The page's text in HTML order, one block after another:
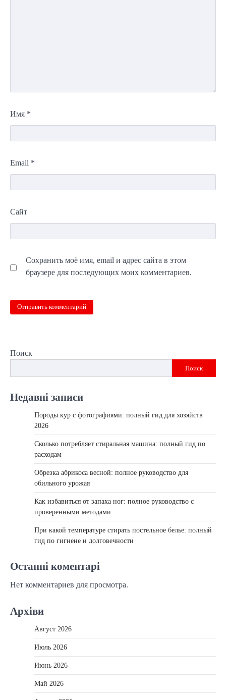
Имя *
Email *
Сайт
Сохранить моё имя, email и адрес сайта в этом
браузере для последующих моих комментариев.
Поиск
Поиск
Недавні записи
Породы кур с фотографиями: полный гид для хозяйств
2026
Сколько потребляет стиральная машина: полный гид по
расходам
Обрезка абрикоса весной: полное руководство для
обильного урожая
Как избавиться от запаха ног: полное руководство с
проверенными методами
При какой температуре стирать постельное белье: полный
гид по гигиене и долговечности
Останні коментарі
Нет комментариев для просмотра.
Архіви
Август 2026
Июль 2026
Июнь 2026
Май 2026